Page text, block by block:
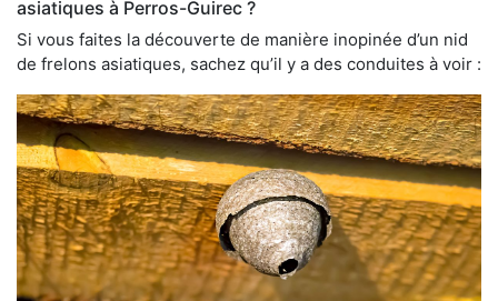
asiatiques à Perros-Guirec ?
Si vous faites la découverte de manière inopinée d’un nid
de frelons asiatiques, sachez qu’il y a des conduites à voir :